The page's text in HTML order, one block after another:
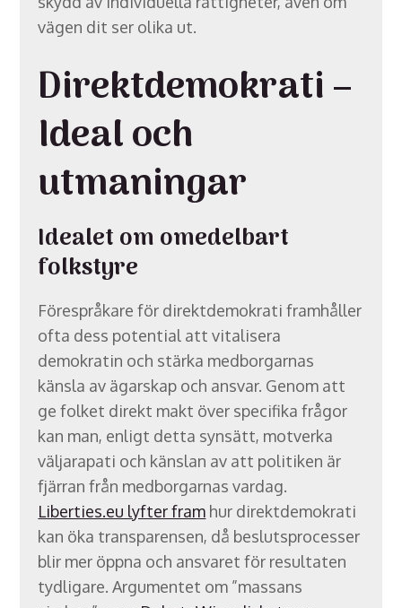
vägen dit ser olika ut.
Direktdemokrati –
Ideal och
utmaningar
Idealet om omedelbart
folkstyre
Förespråkare för direktdemokrati framhåller
ofta dess potential att vitalisera
demokratin och stärka medborgarnas
känsla av ägarskap och ansvar. Genom att
ge folket direkt makt över specifika frågor
kan man, enligt detta synsätt, motverka
väljarapati och känslan av att politiken är
fjärran från medborgarnas vardag.
Liberties.eu lyfter fram hur direktdemokrati
kan öka transparensen, då beslutsprocesser
blir mer öppna och ansvaret för resultaten
tydligare. Argumentet om ”massans